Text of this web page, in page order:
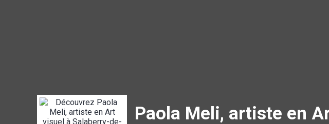
Paola Meli, artiste en